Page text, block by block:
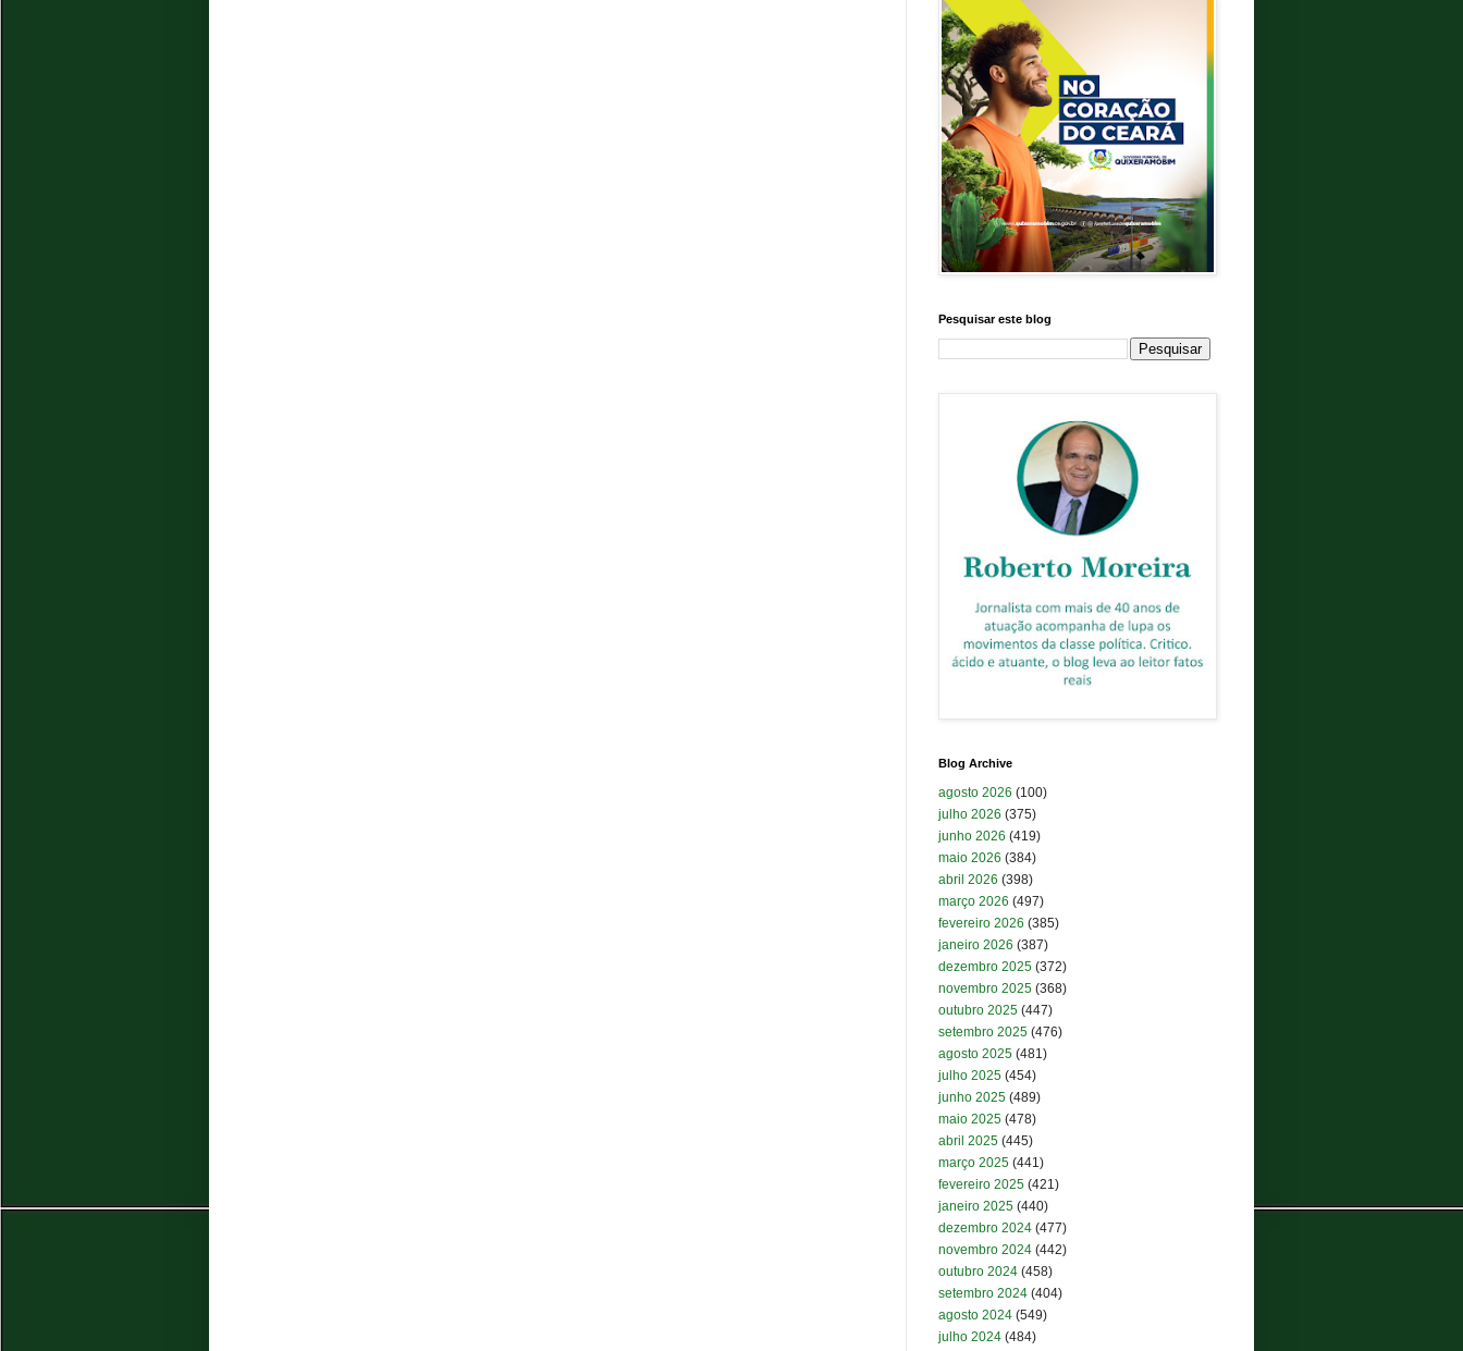
Pesquisar este blog
Blog Archive
agosto 2026 (100)
julho 2026 (375)
junho 2026 (419)
maio 2026 (384)
abril 2026 (398)
março 2026 (497)
fevereiro 2026 (385)
janeiro 2026 (387)
dezembro 2025 (372)
novembro 2025 (368)
outubro 2025 (447)
setembro 2025 (476)
agosto 2025 (481)
julho 2025 (454)
junho 2025 (489)
maio 2025 (478)
abril 2025 (445)
março 2025 (441)
fevereiro 2025 (421)
janeiro 2025 (440)
dezembro 2024 (477)
novembro 2024 (442)
outubro 2024 (458)
setembro 2024 (404)
agosto 2024 (549)
julho 2024 (484)